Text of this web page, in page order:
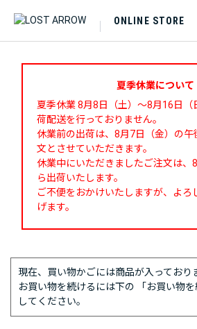
ONLINE STORE
夏季休業について
夏季休業 8月8日（土）～8月16日（
荷配送を行っておりません。
休業前の出荷は、8月7日（金）の午
文とさせていただきます。
休業中にいただきましたご注文は、
ら出荷いたします。
ご不便をおかけいたしますが、よろ
げます。
現在、買い物かごには商品が入っており
お買い物を続けるには下の 「お買い物
してください。